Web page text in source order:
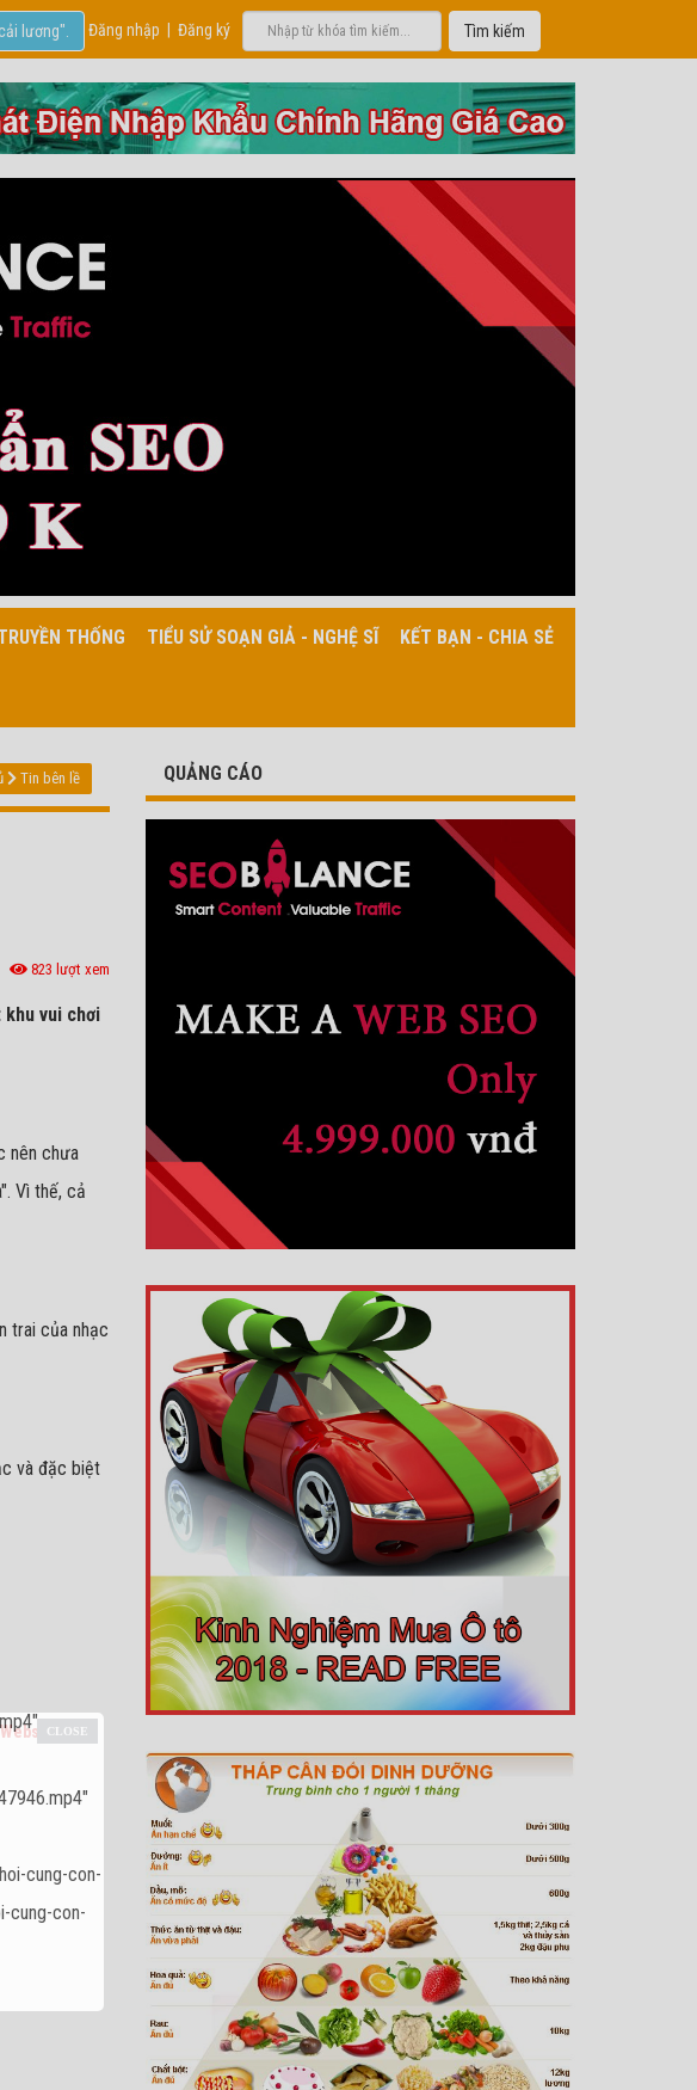
Đăng nhập Đăng ký
lương".
THỐNG TIỂU SỬ SOẠN GIẢ - NGHỆ SĨ KẾT BẠN - CHIA SẺ
Tin bên lề
823 lượt xem
vui chơi
nên chưa
Vì thế, cả
trai của nhạc
và đặc biệt
cung-con-
cung-con-
QUẢNG CÁO